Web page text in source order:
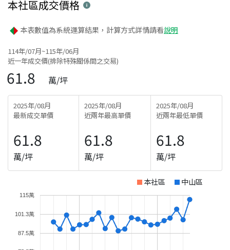
本社區成交價格
本表數值為系統運算結果，計算方式詳情請看說明
114年/07月~115年/06月
近一年成交價(排除特殊關係間之交易)
61.8 萬/坪
2025年/08月
最新成交單價
61.8
萬/坪
2025年/08月
近兩年最高單價
61.8
萬/坪
2025年/08月
近兩年最低單價
61.8
萬/坪
本社區 中山區
87.5萬
101.3萬
115萬